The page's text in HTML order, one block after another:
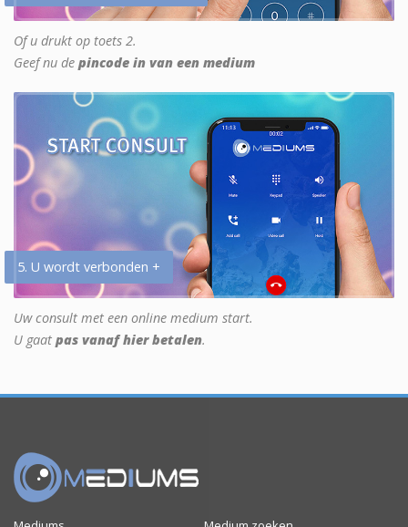
Of u drukt op toets 2.
Geef nu de pincode in van een medium
5. U wordt verbonden +
Uw consult met een online medium start.
U gaat pas vanaf hier betalen.